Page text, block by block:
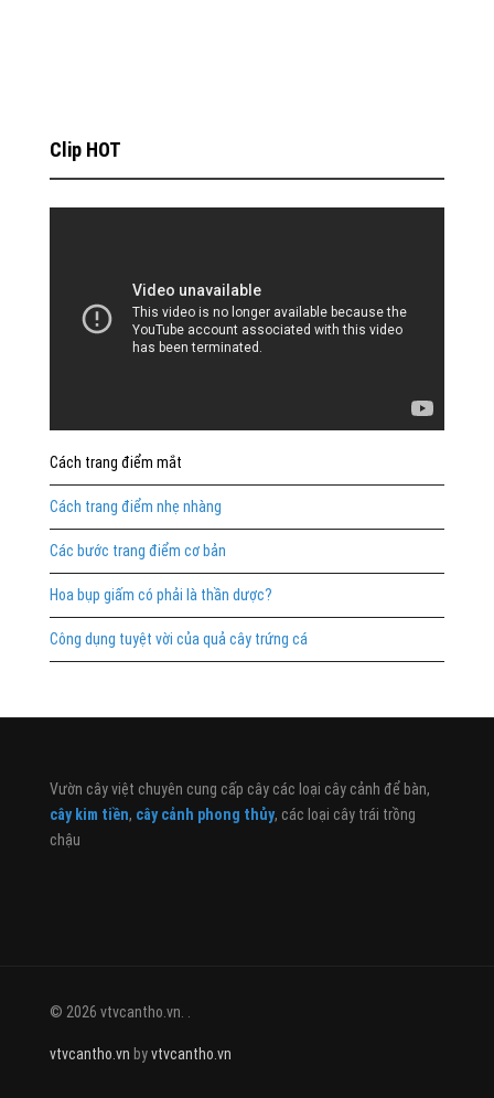
Clip HOT
Cách trang điểm mắt
Cách trang điểm nhẹ nhàng
Các bước trang điểm cơ bản
Hoa bụp giấm có phải là thần dược?
Công dụng tuyệt vời của quả cây trứng cá
Vườn cây việt chuyên cung cấp cây các loại cây cảnh để bàn,
cây kim tiền, cây cảnh phong thủy, các loại cây trái trồng
chậu
© 2026 vtvcantho.vn. .
vtvcantho.vn byvtvcantho.vn